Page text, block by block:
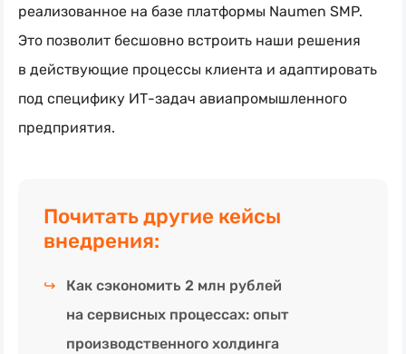
реализованное на базе платформы Naumen SMP.
Это позволит бесшовно встроить наши решения
в действующие процессы клиента и адаптировать
под специфику ИТ-задач авиапромышленного
предприятия.
Почитать другие кейсы
внедрения:
↪
Как сэкономить 2 млн рублей
на сервисных процессах: опыт
производственного холдинга